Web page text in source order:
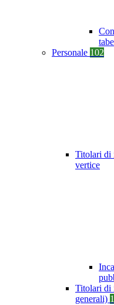
Personale 102
Titolari di
vertice
Titolari di
generali)